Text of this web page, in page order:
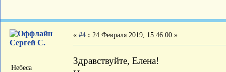
Сергей С.
Небеса
« #4 : 24 Февраля 2019, 15:46:00 »
Здравствуйте, Елена!